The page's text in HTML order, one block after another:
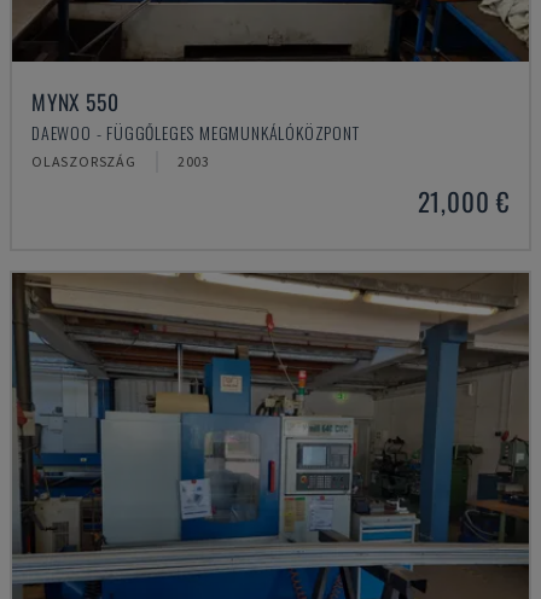
MYNX 550
DAEWOO - FÜGGŐLEGES MEGMUNKÁLÓKÖZPONT
OLASZORSZÁG 2003
21,000 €